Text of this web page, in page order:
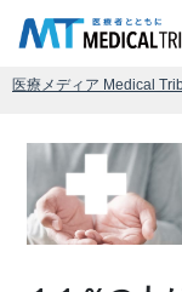
医療メディア Medical